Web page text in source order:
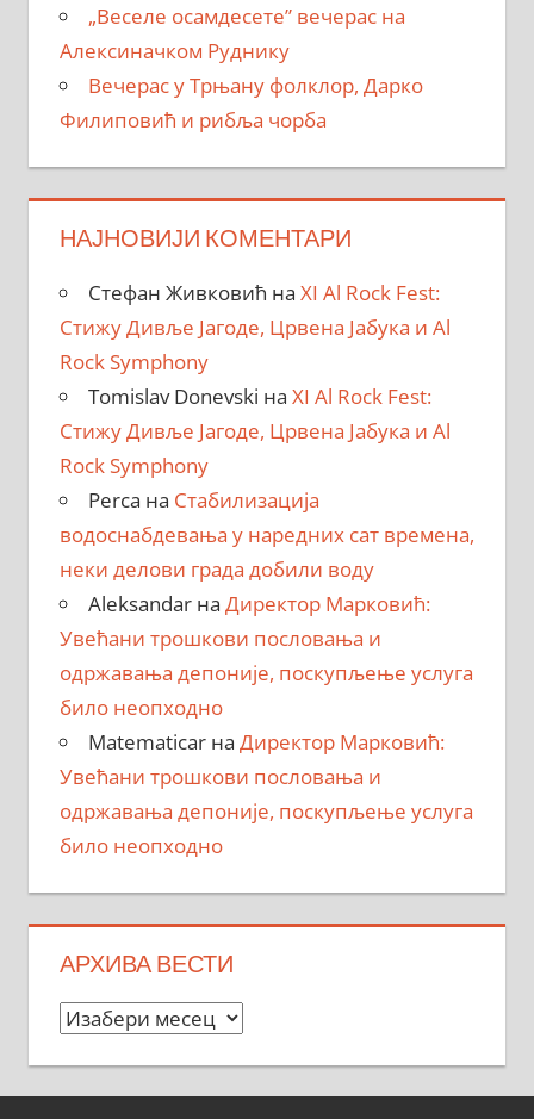
„Веселе осамдесете” вечерас на
Алексиначком Руднику
Вечерас у Трњану фолклор, Дарко
Филиповић и рибља чорба
НАЈНОВИЈИ КОМЕНТАРИ
Стефан Живковић на XI Al Rock Fest:
Стижу Дивље Јагоде, Црвена Јабука и Al
Rock Symphony
Tomislav Donevski на XI Al Rock Fest:
Стижу Дивље Јагоде, Црвена Јабука и Al
Rock Symphony
Perca на Стабилизација
водоснабдевања у наредних сат времена,
неки делови града добили воду
Aleksandarна Директор Марковић:
Увећани трошкови пословања и
одржавања депоније, поскупљење услуга
било неопходно
Matematicarна Директор Марковић:
Увећани трошкови пословања и
одржавања депоније, поскупљење услуга
било неопходно
АРХИВА ВЕСТИ
Архива